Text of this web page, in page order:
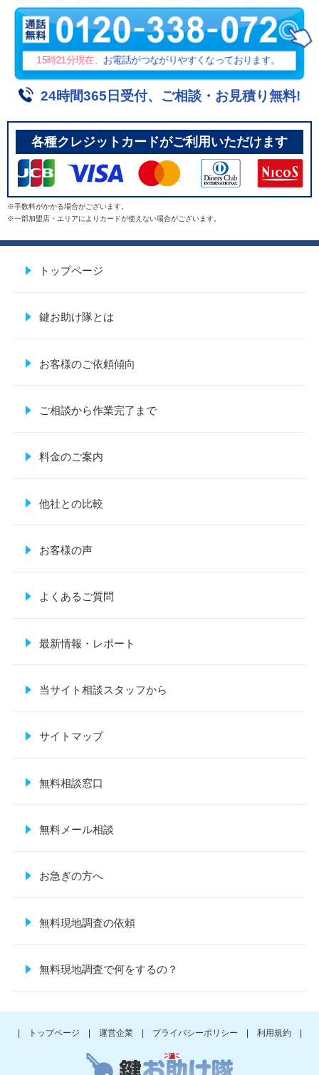
15時21分現在、 お電話がつながりやすくなっております。
24時間365日受付、ご相談・お見積り無料!
各種クレジットカードがご利用いただけます
※手数料がかかる場合がございます。
※一部加盟店・エリアによりカードが使えない場合がございます。
トップページ
鍵お助け隊とは
お客様のご依頼傾向
ご相談から作業完了まで
料金のご案内
他社との比較
お客様の声
よくあるご質問
最新情報・レポート
当サイト相談スタッフから
サイトマップ
無料相談窓口
無料メール相談
お急ぎの方へ
無料現地調査の依頼
無料現地調査で何をするの？
| トップページ | 運営企業 | プライバシーポリシー | 利用規約 |